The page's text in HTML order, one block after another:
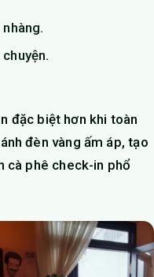
đặc biệt hơn khi toàn
đèn vàng ấm áp, tạo
cà phê check-in phổ